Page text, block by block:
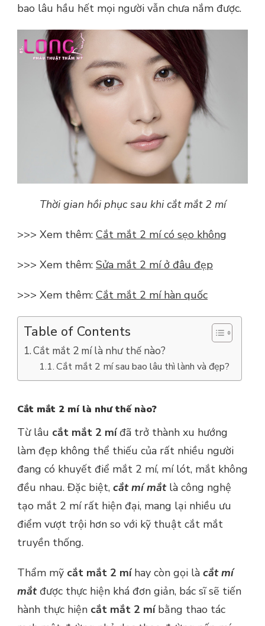
bao lâu hầu hết mọi người vẫn chưa nắm được.
Thời gian hồi phục sau khi cắt mắt 2 mí
>>> Xem thêm: Cắt mắt 2 mí có sẹo không
>>> Xem thêm: Sửa mắt 2 mí ở đâu đẹp
>>> Xem thêm: Cắt mắt 2 mí hàn quốc
Table of Contents
Cắt mắt 2 mí là như thế nào?
Cắt mắt 2 mí sau bao lâu thì lành và đẹp?
Cắt mắt 2 mí là như thế nào?
Từ lâu cắt mắt 2 míđã trở thành xu hướng
làm đẹp không thể thiếu của rất nhiều người
đang có khuyết điể mắt 2 mí, mí lót, mắt không
đều nhau. Đặc biệt, cắt mí mắtlà công nghệ
tạo mắt 2 mí rất hiện đại, mang lại nhiều ưu
điểm vượt trội hơn so với kỹ thuật cắt mắt
truyền thống.
Thẩm mỹ cắt mắt 2 míhay còn gọi là cắt mí
mắtđược thực hiện khá đơn giản, bác sĩ sẽ tiến
hành thực hiện cắt mắt 2 míbằng thao tác